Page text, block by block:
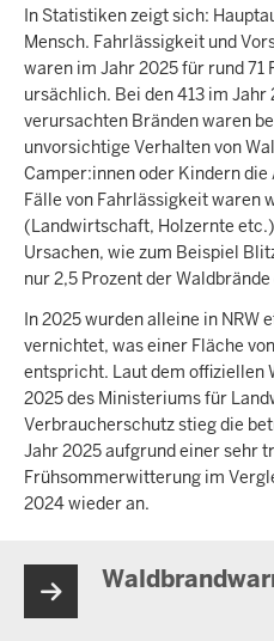
In Statistiken zeigt sich:
Mensch. Fahrlässigkeit und
waren im Jahr 2025 für rund 71
ursächlich. Bei den 413 im
verursachten Bränden waren
unvorsichtige Verhalten von
Camper:innen oder Kindern
Fälle von Fahrlässigkeit
(Landwirtschaft, Holzernte
Ursachen, wie zum Beispiel
nur 2,5 Prozent der
In 2025 wurden alleine in NRW
vernichtet, was einer Fläche
entspricht. Laut dem offiziellen
2025 des Ministeriums für
Verbraucherschutz stieg die
Jahr 2025 aufgrund einer sehr
Frühsommerwitterung im
2024 wieder an.